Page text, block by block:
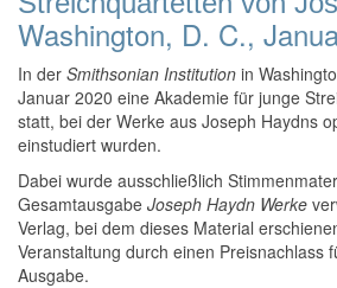
Washington, D. C.,
In der Smithsonian Institution in
Januar 2020 eine Akademie für junge
statt, bei der Werke aus Joseph Haydns
einstudiert wurden.
Dabei wurde ausschließlich
Gesamtausgabe Joseph Haydn Werke
Verlag, bei dem dieses Material
Veranstaltung durch einen Preisnachlass
Ausgabe.